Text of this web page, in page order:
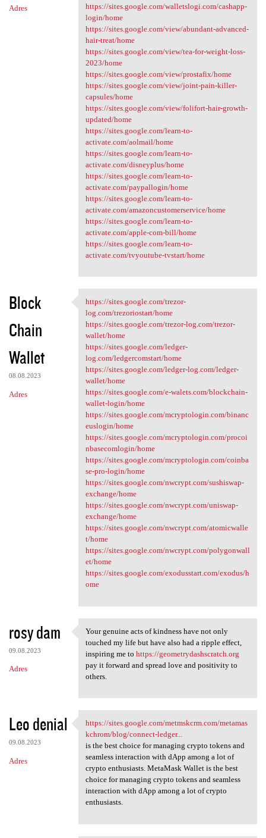
Adres
https://sites.google.com/walletslogi.com/cashapp-
login/home
https://sites.google.com/view/abundant-advanced-
hair-treat/home
https://sites.google.com/view/tea-for-weight-loss-
2023/home
https://sites.google.com/view/prostafix/home
https://sites.google.com/view/joint-pain-killer-
capsules/home
https://sites.google.com/view/folifort-hair-growth-
updated/home
https://sites.google.com/learn-to-
activate.com/aolmail/home
https://sites.google.com/learn-to-
activate.com/disneyplus/home
https://sites.google.com/learn-to-
activate.com/paypallogin/home
https://sites.google.com/learn-to-
activate.com/amazoncustomerservice/home
https://sites.google.com/learn-to-
activate.com/apple-com-bill/home
https://sites.google.com/learn-to-
activate.com/tvyoutube-tvstart/home
Block
Chain
Wallet
08.08.2023
Adres
https://sites.google.com
https://sites.google.com/trezor-
log.com/trezoriostart/home
https://sites.google.com/trezor-log.com/trezor-
wallet/home
https://sites.google.com/ledger-
log.com/ledgercomstart/home
https://sites.google.com/ledger-log.com/ledger-
wallet/home
https://sites.google.com/e-walets.com/blockchain-
wallet-login/home
https://sites.google.com/mcryptologin.com/binanc
euslogin/home
https://sites.google.com/mcryptologin.com/procoi
nbasecomlogin/home
https://sites.google.com/mcryptologin.com/coinba
se-pro-login/home
https://sites.google.com/nwcrypt.com/sushiswap-
exchange/home
https://sites.google.com/nwcrypt.com/uniswap-
exchange/home
https://sites.google.com/nwcrypt.com/atomicwalle
t/home
https://sites.google.com/nwcrypt.com/polygonwall
et/home
https://sites.google.com/exodusstart.com/exodus/h
ome
rosy dam
09.08.2023
Adres
Your genuine acts of kindness
Your genuine acts of kindness have not only
touched my life but have also had a ripple effect,
inspiring me to https://geometrydashscratch.org
pay it forward and spread love and positivity to
others.
Leo denial
09.08.2023
Adres
https://sites.google.com
https://sites.google.com/metmskcrm.com/metamas
kchrom/blog/connect-ledger...
is the best choice for managing crypto tokens and
seamless interaction with dApp among a lot of
crypto enthusiasts. MetaMask Wallet is the best
choice for managing crypto tokens and seamless
interaction with dApp among a lot of crypto
enthusiasts.